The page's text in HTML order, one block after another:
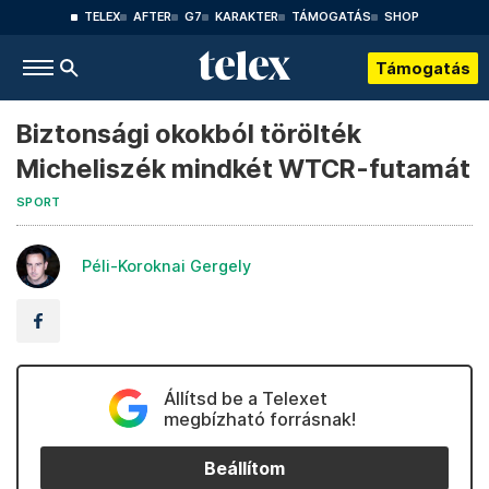
TELEX AFTER G7 KARAKTER TÁMOGATÁS SHOP
Támogatás
Biztonsági okokból törölték
Micheliszék mindkét WTCR-futamát
SPORT
Péli-Koroknai Gergely
Állítsd be a Telexet
megbízható forrásnak!
Beállítom